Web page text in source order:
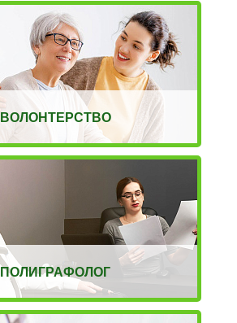
ВОЛОНТЕРСТВО
ПОЛИГРАФОЛОГ